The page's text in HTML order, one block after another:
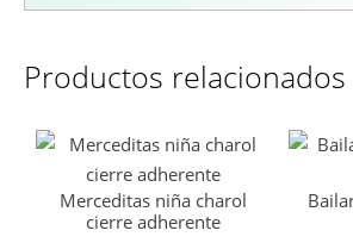
Productos relacionados
Merceditas niña charol
cierre adherente